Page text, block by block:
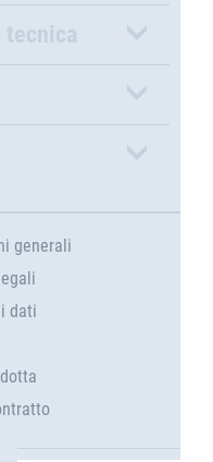
tecnica
generali
dati